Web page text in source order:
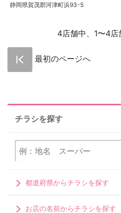
静岡県賀茂郡河津町浜93-5
4店舗中、1〜4店
最初のページへ
チラシを探す
都道府県からチラシを探す
お店の名前からチラシを探す